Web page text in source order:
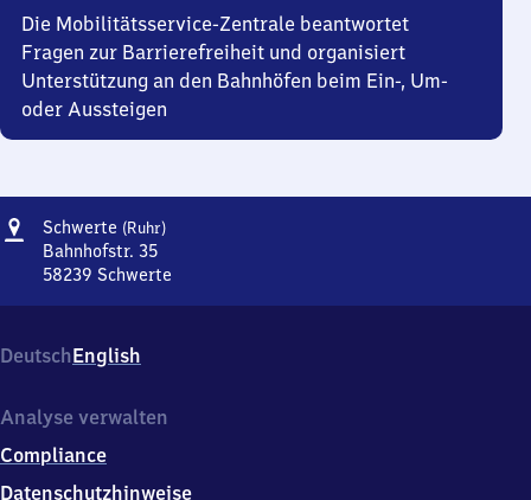
Die Mobilitätsservice-Zentrale beantwortet
Fragen zur Barrierefreiheit und organisiert
Unterstützung an den Bahnhöfen beim Ein-, Um-
oder Aussteigen
Adresse
Schwerte (Ruhr)Schwerte
Bahnhofstr. 35
58239 Schwerte
Bahnhofstr.
35,
8
3
9
DeutschEnglish
Analyse verwalten
Compliance
Datenschutzhinweise